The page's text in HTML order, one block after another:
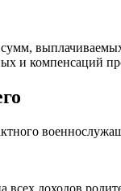
и компенсаций
доходов